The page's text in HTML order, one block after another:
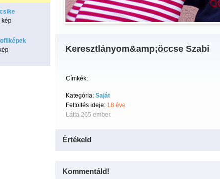
kép
Keresztlányom&amp;öccse Szabi
Címkék:
Kategória: Saját
Feltöltés ideje: 18 éve
Látta 265 ember.
Értékeld
Kommentáld!